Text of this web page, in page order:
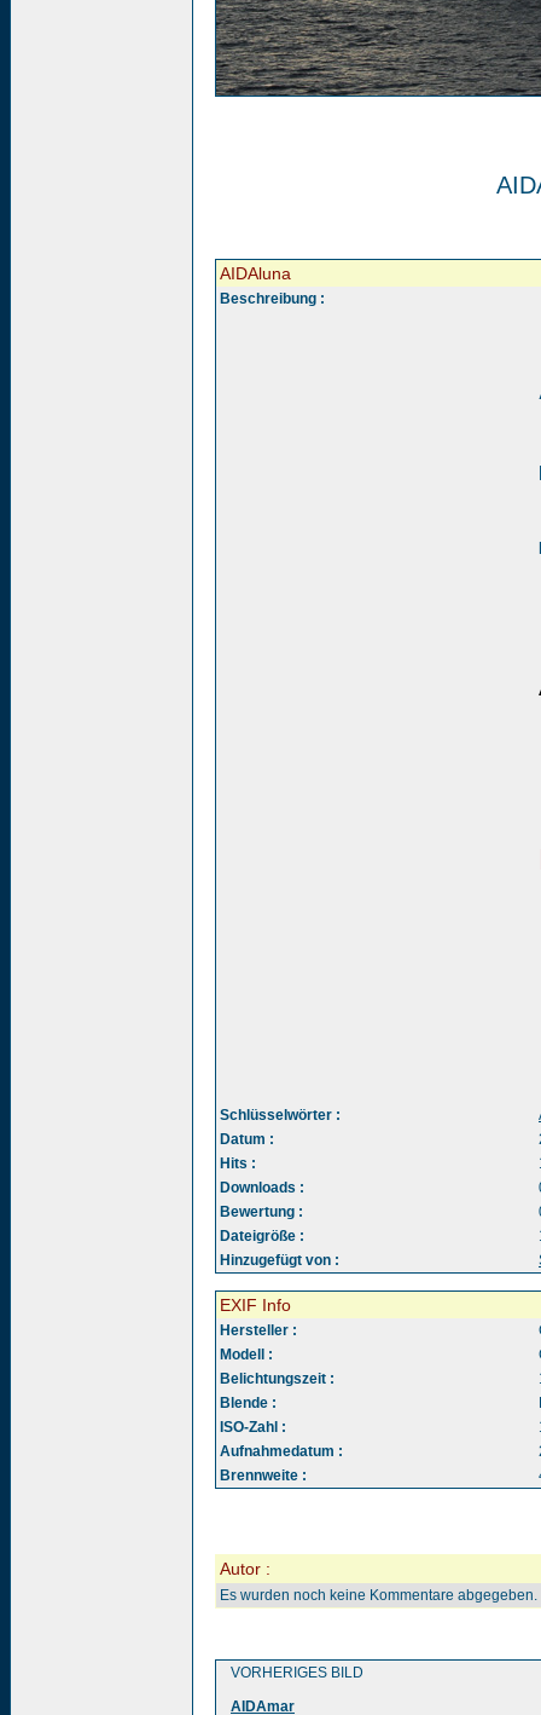
AIDAluna
Beschreibung :
Schlüsselwörter :
Datum :
Hits :
Downloads :
Bewertung :
Dateigröße :
Hinzugefügt von :
EXIF Info
Hersteller :
Modell :
Belichtungszeit :
Blende :
ISO-Zahl :
Aufnahmedatum :
Brennweite :
Autor :
Es wurden noch keine Kommentare abgegeben.
VORHERIGES BILD
AIDAmar